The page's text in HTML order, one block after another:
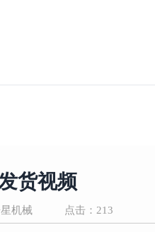
货视频
机械 点击：213